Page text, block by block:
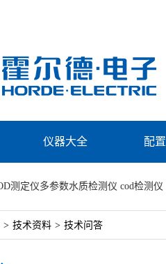
仪器大全 配
测定仪多参数水质检测仪 cod检测仪
> 技术资料 > 技术问答